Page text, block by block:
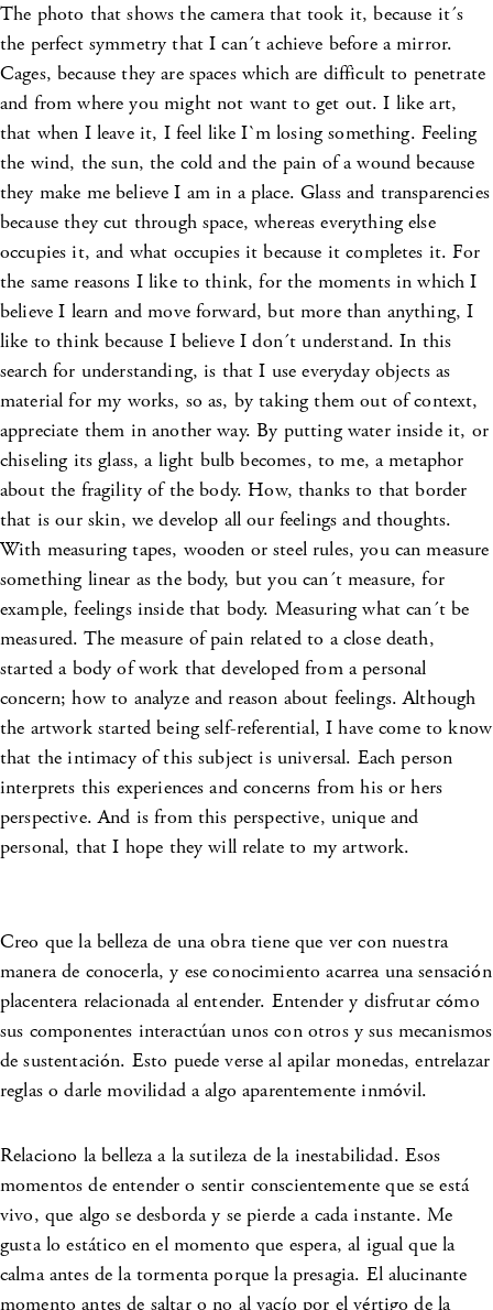
The photo that shows the camera that took it, because it´s
the perfect symmetry that I can´t achieve before a mirror.
Cages, because they are spaces which are difficult to penetrate
and from where you might not want to get out. I like art,
that when I leave it, I feel like I`m losing something. Feeling
the wind, the sun, the cold and the pain of a wound because
they make me believe I am in a place. Glass and transparencies
because they cut through space, whereas everything else
occupies it, and what occupies it because it completes it. For
the same reasons I like to think, for the moments in which I
believe I learn and move forward, but more than anything, I
like to think because I believe I don´t understand. In this
search for understanding, is that I use everyday objects as
material for my works, so as, by taking them out of context,
appreciate them in another way. By putting water inside it, or
chiseling its glass, a light bulb becomes, to me, a metaphor
about the fragility of the body. How, thanks to that border
that is our skin, we develop all our feelings and thoughts.
With measuring tapes, wooden or steel rules, you can measure
something linear as the body, but you can´t measure, for
example, feelings inside that body. Measuring what can´t be
measured. The measure of pain related to a close death,
started a body of work that developed from a personal
concern; how to analyze and reason about feelings. Although
the artwork started being self-referential, I have come to know
that the intimacy of this subject is universal. Each person
interprets this experiences and concerns from his or hers
perspective. And is from this perspective, unique and
personal, that I hope they will relate to my artwork.
Creo que la belleza de una obra tiene que ver con nuestra
manera de conocerla, y ese conocimiento acarrea una sensación
placentera relacionada al entender. Entender y disfrutar cómo
sus componentes interactúan unos con otros y sus mecanismos
de sustentación. Esto puede verse al apilar monedas, entrelazar
reglas o darle movilidad a algo aparentemente inmóvil.
Relaciono la belleza a la sutileza de la inestabilidad. Esos
momentos de entender o sentir conscientemente que se está
vivo, que algo se desborda y se pierde a cada instante. Me
gusta lo estático en el momento que espera, al igual que la
calma antes de la tormenta porque la presagia. El alucinante
momento antes de saltar o no al vacío por el vértigo de la